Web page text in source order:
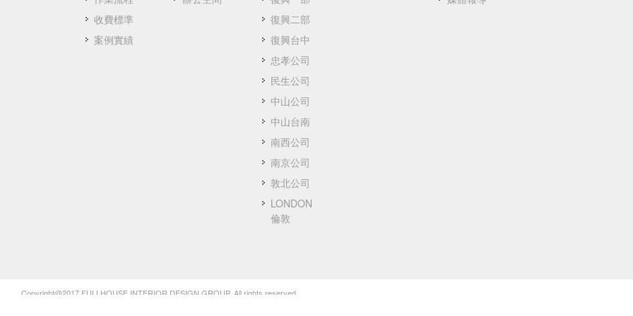
收費標準
案例實績
復興二部
復興台中
忠孝公司
民生公司
中山公司
中山台南
南西公司
南京公司
敦北公司
LONDON
倫敦
Copyright@2017 FULLHOUSE INTERIOR DESIGN GROUP. All rights reserved.